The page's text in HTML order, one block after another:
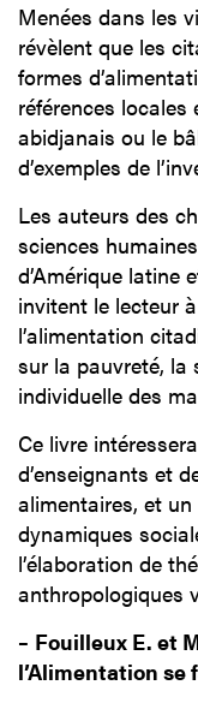
Menées dans les
révèlent que les
formes
références locales
abidjanais ou le
d’exemples de
Les auteurs des
sciences
d’Amérique latine
invitent le lecteur
l’alimentation
sur la pauvreté, la
individuelle des
Ce livre
d’enseignants et
alimentaires, et
dynamiques
l’élaboration de
anthropologiques
– Fouilleux E. et
l’Alimentation se